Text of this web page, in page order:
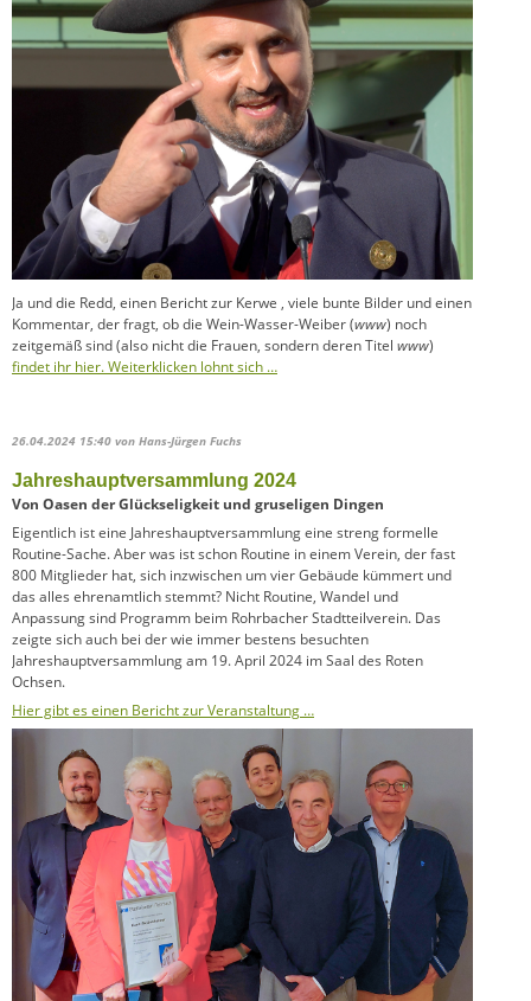
Ja und die Redd, einen Bericht zur Kerwe , viele bunte Bilder und einen
Kommentar, der fragt, ob die Wein-Wasser-Weiber (www) noch
zeitgemäß sind (also nicht die Frauen, sondern deren Titel www)
findet ihr hier. Weiterklicken lohnt sich …
26.04.2024 15:40 von Hans-Jürgen Fuchs
Jahreshauptversammlung 2024
Von Oasen der Glückseligkeit und gruseligen Dingen
Eigentlich ist eine Jahreshauptversammlung eine streng formelle
Routine-Sache. Aber was ist schon Routine in einem Verein, der fast
800 Mitglieder hat, sich inzwischen um vier Gebäude kümmert und
das alles ehrenamtlich stemmt? Nicht Routine, Wandel und
Anpassung sind Programm beim Rohrbacher Stadtteilverein. Das
zeigte sich auch bei der wie immer bestens besuchten
Jahreshauptversammlung am 19. April 2024 im Saal des Roten
Ochsen.
Hier gibt es einen Bericht zur Veranstaltung …